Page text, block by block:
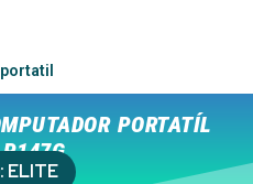
PORTATÍL
ELITE